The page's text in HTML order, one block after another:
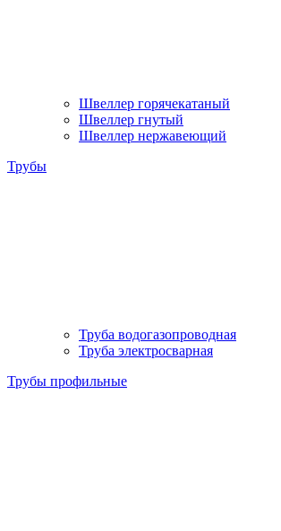
Швеллер горячекатаный
Швеллер гнутый
Швеллер нержавеющий
Трубы
Труба водогазопроводная
Труба электросварная
Трубы профильные